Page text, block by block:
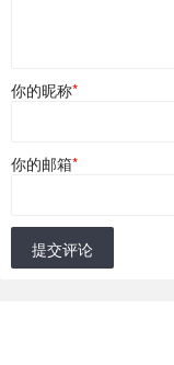
你的昵称*
你的邮箱*
提交评论